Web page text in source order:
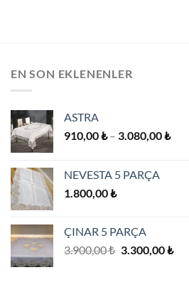
sayfasından
EN SON EKLENENLER
ASTRA
910,00₺ – 3.080,00₺Fiyat
NEVESTA 5 PARÇA
1.800,00₺
ÇINAR 5 PARÇA
3.900,00₺ Orijinal
3.300,00₺Şu